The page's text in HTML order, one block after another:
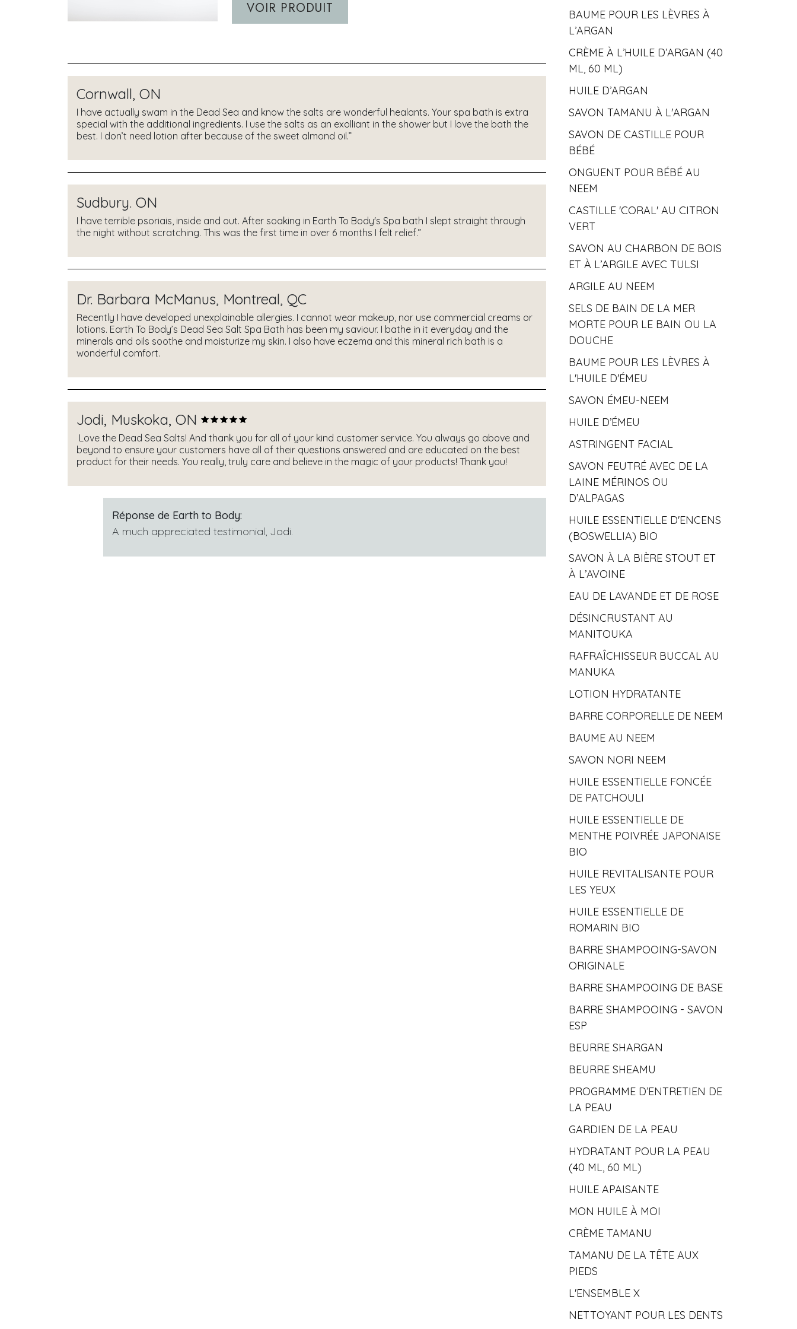
VOIR PRODUIT
Cornwall, ON
I have actually swam in the Dead Sea and know the salts are wonderful healants. Your spa bath is extra
special with the additional ingredients. I use the salts as an exolliant in the shower but I love the bath the
best. I don’t need lotion after because of the sweet almond oil.”
Sudbury. ON
I have terrible psoriais, inside and out. After soaking in Earth To Body's Spa bath I slept straight through
the night without scratching. This was the first time in over 6 months I felt relief.”
Dr. Barbara McManus, Montreal, QC
Recently I have developed unexplainable allergies. I cannot wear makeup, nor use commercial creams or
lotions. Earth To Body’s Dead Sea Salt Spa Bath has been my saviour. I bathe in it everyday and the
minerals and oils soothe and moisturize my skin. I also have eczema and this mineral rich bath is a
wonderful comfort.
Jodi, Muskoka, ON
Love the Dead Sea Salts! And thank you for all of your kind customer service. You always go above and
beyond to ensure your customers have all of their questions answered and are educated on the best
product for their needs. You really, truly care and believe in the magic of your products! Thank you!
Réponse de Earth to Body:
A much appreciated testimonial, Jodi.
BAUME POUR LES LÈVRES À
L’ARGAN
CRÈME À L’HUILE D’ARGAN (40
ML, 60 ML)
HUILE D’ARGAN
SAVON TAMANU À L'ARGAN
SAVON DE CASTILLE POUR
BÉBÉ
ONGUENT POUR BÉBÉ AU
NEEM
CASTILLE 'CORAL' AU CITRON
VERT
SAVON AU CHARBON DE BOIS
ET À L’ARGILE AVEC TULSI
ARGILE AU NEEM
SELS DE BAIN DE LA MER
MORTE POUR LE BAIN OU LA
DOUCHE
BAUME POUR LES LÈVRES À
L'HUILE D'ÉMEU
SAVON ÉMEU-NEEM
HUILE D’ÉMEU
ASTRINGENT FACIAL
SAVON FEUTRÉ AVEC DE LA
LAINE MÉRINOS OU
D’ALPAGAS
HUILE ESSENTIELLE D'ENCENS
(BOSWELLIA) BIO
SAVON À LA BIÈRE STOUT ET
À L’AVOINE
EAU DE LAVANDE ET DE ROSE
DÉSINCRUSTANT AU
MANITOUKA
RAFRAÎCHISSEUR BUCCAL AU
MANUKA
LOTION HYDRATANTE
BARRE CORPORELLE DE NEEM
BAUME AU NEEM
SAVON NORI NEEM
HUILE ESSENTIELLE FONCÉE
DE PATCHOULI
HUILE ESSENTIELLE DE
MENTHE POIVRÉE JAPONAISE
BIO
HUILE REVITALISANTE POUR
LES YEUX
HUILE ESSENTIELLE DE
ROMARIN BIO
BARRE SHAMPOOING-SAVON
ORIGINALE
BARRE SHAMPOOING DE BASE
BARRE SHAMPOOING - SAVON
ESP
BEURRE SHARGAN
BEURRE SHEAMU
PROGRAMME D’ENTRETIEN DE
LA PEAU
GARDIEN DE LA PEAU
HYDRATANT POUR LA PEAU
(40 ML, 60 ML)
HUILE APAISANTE
MON HUILE À MOI
CRÈME TAMANU
TAMANU DE LA TÊTE AUX
PIEDS
L'ENSEMBLE X
NETTOYANT POUR LES DENTS